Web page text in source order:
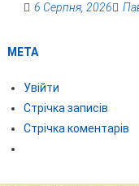
6 Серпня, 2026
МЕТА
Увійти
Стрічка записів
Стрічка коментарів